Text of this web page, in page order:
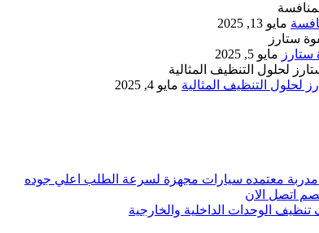
مايو 13, 2025
مايو 5, 2025
التنظيف المثالية مايو 4, 2025
معتمده سيارات مجهزة لسرعة الطلب اعلي جوده
اتصل الان
الوحدات الداخلية والخارجية